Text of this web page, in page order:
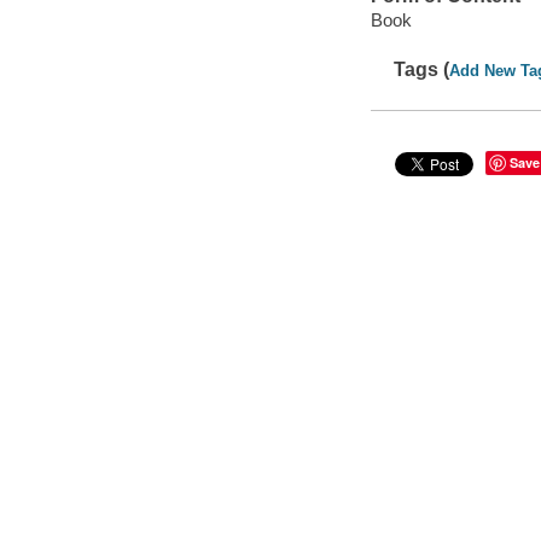
Book
Tags (Add New
Save